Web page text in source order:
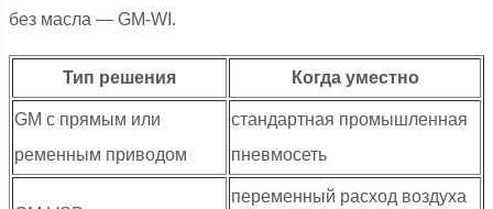
без масла — GM-WI.
Тип решения Когда уместно
GM с прямым или
ременным приводом
стандартная промышленная
пневмосеть
переменный расход воздуха